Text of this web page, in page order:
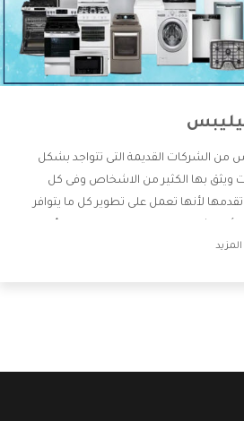
من الشركات القديمة التى تتواجد بشكل
ويثق بها الكثير من الاشخاص وفى كل
تقدمها لأنها تعمل على تطوير كل ما يتوافر
البيع مع المنتجات وتقدم للعملاء أقوى